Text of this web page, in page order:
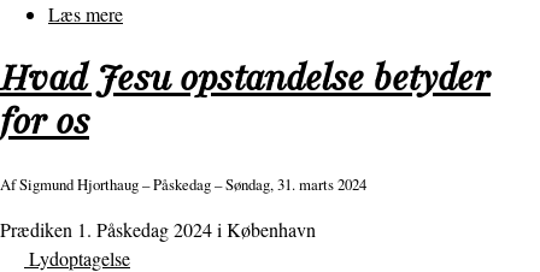
Læs mere
/
uvished?
Hvad Jesu opstandelse betyder
for os
AfSigmund Hjorthaug– Påskedag – Søndag, 31. marts 2024
Prædiken 1. Påskedag 2024 i København
Lydoptagelse